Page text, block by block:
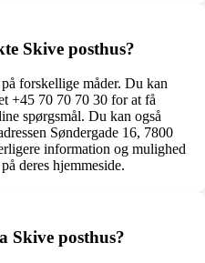
Skive posthus?
forskellige måder. Du kan
+45 70 70 70 30 for at få
spørgsmål. Du kan også
Søndergade 16, 7800
information og mulighed
deres hjemmeside.
Skive posthus?